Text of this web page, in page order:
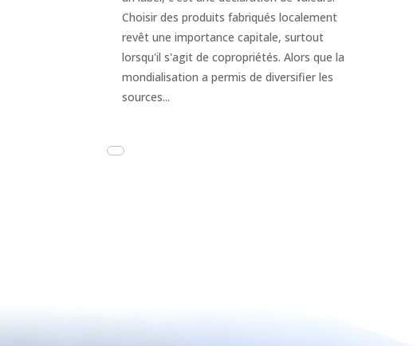
Choisir des produits fabriqués localement
revêt une importance capitale, surtout
lorsqu'il s'agit de copropriétés. Alors que la
mondialisation a permis de diversifier les
sources...